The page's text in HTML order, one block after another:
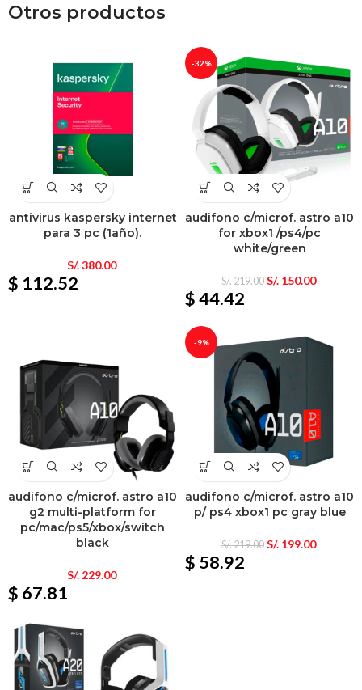
Otros productos
antivirus kaspersky internet
para 3 pc (1año).
S/.380.00
$ 112.52
-32%
audifono c/microf. astro a10
for xbox1 /ps4/pc
white/green
S/.219.00 S/.150.00
$ 44.42
audifono c/microf. astro a10
g2 multi-platform for
pc/mac/ps5/xbox/switch
black
S/.229.00
$ 67.81
-9%
audifono c/microf. astro a10
p/ ps4 xbox1 pc gray blue
S/.219.00 S/.199.00
$ 58.92